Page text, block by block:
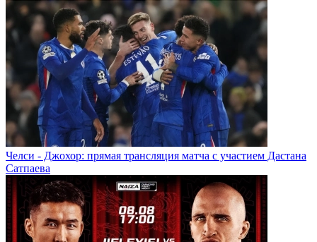
Челси - Джохор: прямая трансляция матча с участием Дастана
Сатпаева